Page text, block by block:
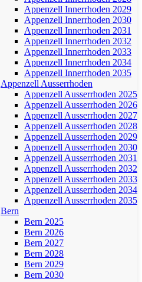
Appenzell Innerrhoden 2029
Appenzell Innerrhoden 2030
Appenzell Innerrhoden 2031
Appenzell Innerrhoden 2032
Appenzell Innerrhoden 2033
Appenzell Innerrhoden 2034
Appenzell Innerrhoden 2035
Appenzell Ausserrhoden
Appenzell Ausserrhoden 2025
Appenzell Ausserrhoden 2026
Appenzell Ausserrhoden 2027
Appenzell Ausserrhoden 2028
Appenzell Ausserrhoden 2029
Appenzell Ausserrhoden 2030
Appenzell Ausserrhoden 2031
Appenzell Ausserrhoden 2032
Appenzell Ausserrhoden 2033
Appenzell Ausserrhoden 2034
Appenzell Ausserrhoden 2035
Bern
Bern 2025
Bern 2026
Bern 2027
Bern 2028
Bern 2029
Bern 2030